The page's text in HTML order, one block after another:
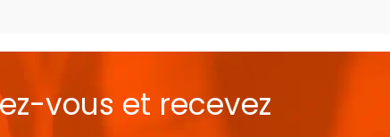
vous et recevez